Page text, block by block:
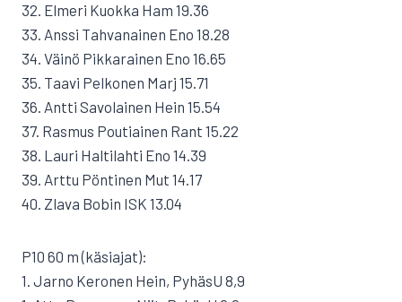
32. Elmeri Kuokka Ham 19.36
33. Anssi Tahvanainen Eno 18.28
34. Väinö Pikkarainen Eno 16.65
35. Taavi Pelkonen Marj 15.71
36. Antti Savolainen Hein 15.54
37. Rasmus Poutiainen Rant 15.22
38. Lauri Haltilahti Eno 14.39
39. Arttu Pöntinen Mut 14.17
40. Zlava Bobin ISK 13.04
P10 60 m (käsiajat):
1. Jarno Keronen Hein, PyhäsU 8,9